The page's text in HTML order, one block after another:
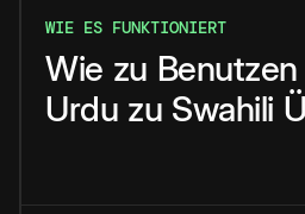
WIE ES FUNKTIONIERT
Wie zu Benutzen
Urdu zu Swahili